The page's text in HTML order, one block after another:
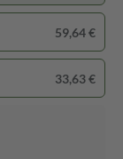
59,64 €
33,63 €